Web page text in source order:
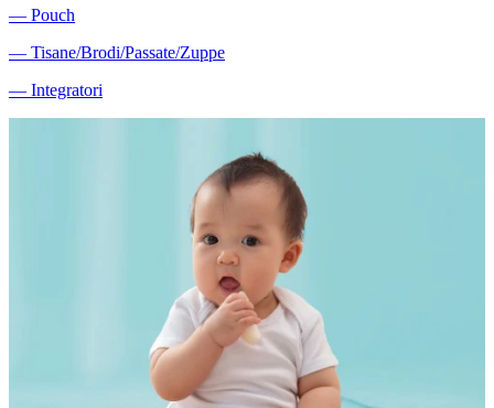
― Pouch
― Tisane/Brodi/Passate/Zuppe
― Integratori